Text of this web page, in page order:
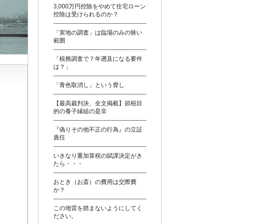
3,000万円控除をやめて住宅ローン
控除は受けられるのか？
「実地の調査」は臨場のみの狭い
範囲
「税務調査で７年遡及になる要件
は？」
「青色取消し」という脅し
【最高裁判決、全文掲載】節税目
的の養子縁組の是非
『偽りその他不正の行為』の立証
責任
いきなり重加算税の賦課決定がき
たら・・・
おとき（お斎）の費用は交際費
か？
この地雷を踏まないようにしてく
ださい。